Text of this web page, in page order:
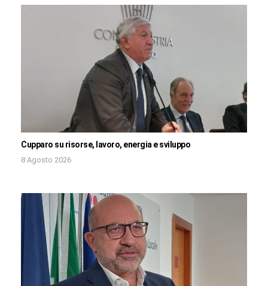
Cupparo su risorse, lavoro, energia e sviluppo
8 Agosto 2026